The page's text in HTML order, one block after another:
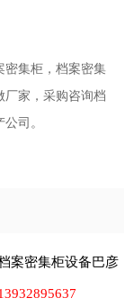
密集柜，档案密集
厂家，采购咨询档
司。
案密集柜设备巴彦